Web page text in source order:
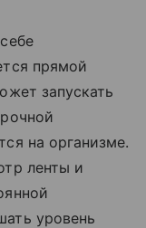
прямой
запускать
на организме.
ленты и
уровень